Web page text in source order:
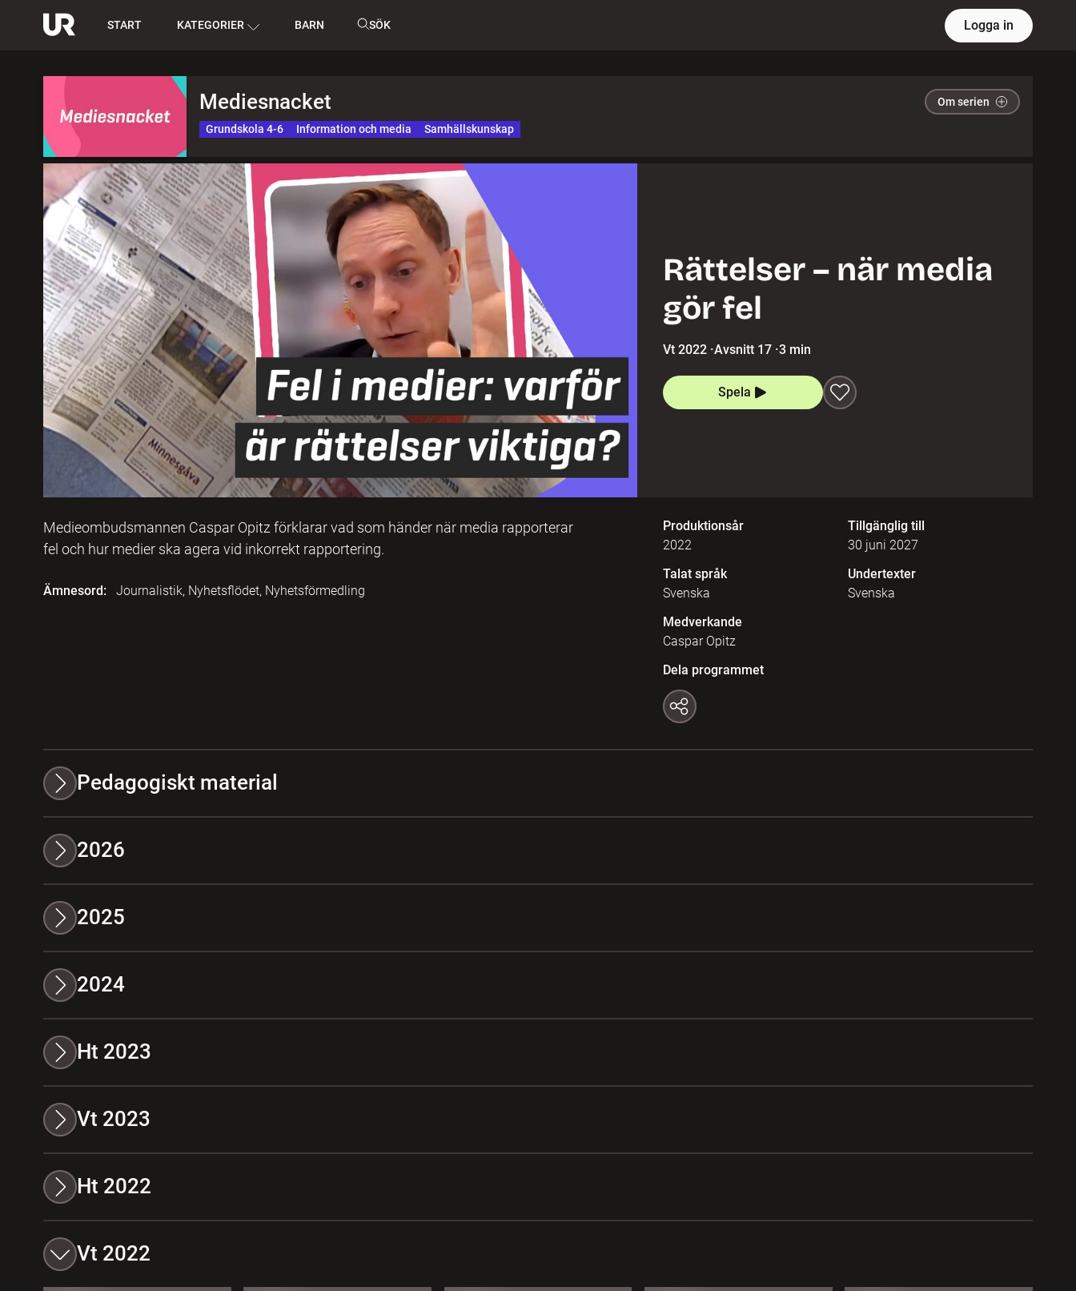
START KATEGORIER BARN SÖK Logga in
Mediesnacket Om serien
Grundskola 4-6 Information och media Samhällskunskap
Rättelser – när media
gör fel
Vt 2022 ·Avsnitt 17 ·3 min
Spela
Medieombudsmannen Caspar Opitz förklarar vad som händer när media rapporterar
fel och hur medier ska agera vid inkorrekt rapportering.
Ämnesord: Journalistik, Nyhetsflödet, Nyhetsförmedling
Produktionsår
2022
Tillgänglig till
30 juni 2027
Talat språk
Svenska
Undertexter
Svenska
Medverkande
Caspar Opitz
Dela programmet
Pedagogiskt material
2026
2025
2024
Ht 2023
Vt 2023
Ht 2022
Vt 2022